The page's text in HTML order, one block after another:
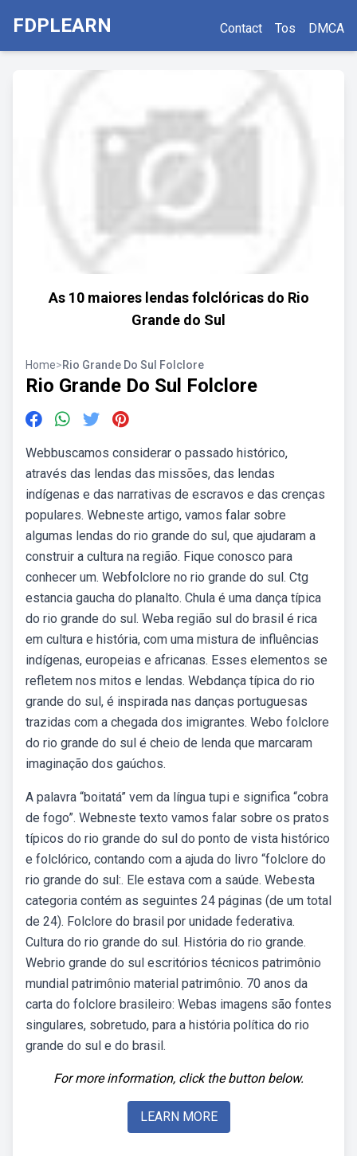
FDPLEARN Contact Tos DMCA
As 10 maiores lendas folclóricas do Rio
Grande do Sul
Home>Rio Grande Do Sul Folclore
Rio Grande Do Sul Folclore
Webbuscamos considerar o passado histórico,
através das lendas das missões, das lendas
indígenas e das narrativas de escravos e das crenças
populares. Webneste artigo, vamos falar sobre
algumas lendas do rio grande do sul, que ajudaram a
construir a cultura na região. Fique conosco para
conhecer um. Webfolclore no rio grande do sul. Ctg
estancia gaucha do planalto. Chula é uma dança típica
do rio grande do sul. Weba região sul do brasil é rica
em cultura e história, com uma mistura de influências
indígenas, europeias e africanas. Esses elementos se
refletem nos mitos e lendas. Webdança típica do rio
grande do sul, é inspirada nas danças portuguesas
trazidas com a chegada dos imigrantes. Webo folclore
do rio grande do sul é cheio de lenda que marcaram
imaginação dos gaúchos.
A palavra “boitatá” vem da língua tupi e significa “cobra
de fogo”. Webneste texto vamos falar sobre os pratos
típicos do rio grande do sul do ponto de vista histórico
e folclórico, contando com a ajuda do livro “folclore do
rio grande do sul:. Ele estava com a saúde. Webesta
categoria contém as seguintes 24 páginas (de um total
de 24). Folclore do brasil por unidade federativa.
Cultura do rio grande do sul. História do rio grande.
Webrio grande do sul escritórios técnicos patrimônio
mundial patrimônio material patrimônio. 70 anos da
carta do folclore brasileiro: Webas imagens são fontes
singulares, sobretudo, para a história política do rio
grande do sul e do brasil.
For more information, click the button below.
LEARN MORE